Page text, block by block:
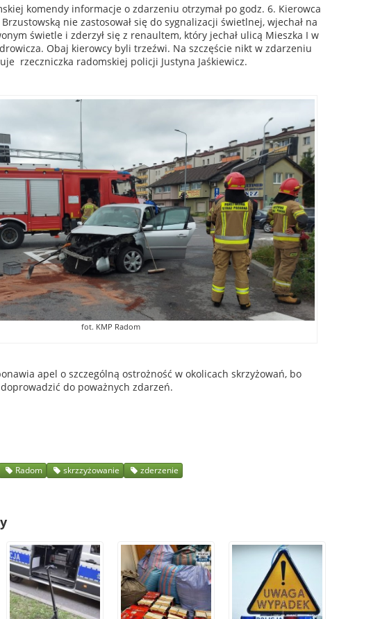
komendy informacje o zdarzeniu otrzymał po godz. 6. Kierowca
nie zastosował się do sygnalizacji świetlnej, wjechał na
świetle i zderzył się z renaultem, który jechał ulicą Mieszka I w
Obaj kierowcy byli trzeźwi. Na szczęście nikt w zdarzeniu
rzeczniczka radomskiej policji Justyna Jaśkiewicz.
fot. KMP Radom
apel o szczególną ostrożność w okolicach skrzyżowań, bo
do poważnych zdarzeń.
Radom skrzzyżowanie zderzenie